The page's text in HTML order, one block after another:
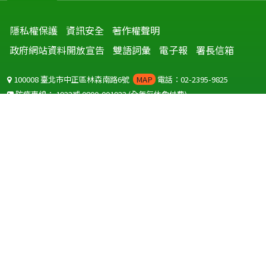
隱私權保護 資訊安全 著作權聲明
政府網站資料開放宣告
雙語詞彙 電子報 署長信箱
100008 臺北市中正區林森南路6號 MAP 電話：02-2395-9825
防疫專線：1922或0800-001922(全年無休免付費)